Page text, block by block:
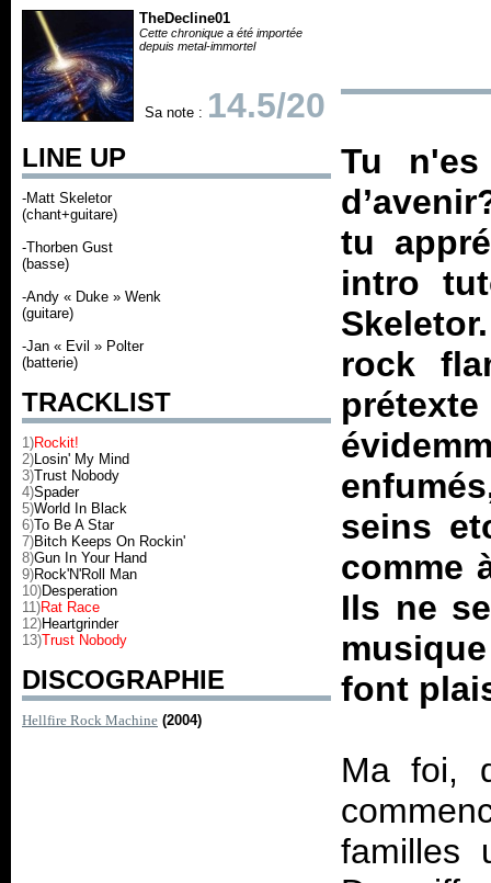
TheDecline01
Cette chronique a été importée
depuis metal-immortel
Sa note : 14.5/20
LINE UP
-Matt Skeletor
(chant+guitare)
-Thorben Gust
(basse)
-Andy « Duke » Wenk
(guitare)
-Jan « Evil » Polter
(batterie)
TRACKLIST
1)Rockit!
2)Losin' My Mind
3)Trust Nobody
4)Spader
5)World In Black
6)To Be A Star
7)Bitch Keeps On Rockin'
8)Gun In Your Hand
9)Rock'N'Roll Man
10)Desperation
11)Rat Race
12)Heartgrinder
13)Trust Nobody
DISCOGRAPHIE
Hellfire Rock Machine (2004)
Tu
tu
intro
rock
seins
comme
Ils ne
font
Ma foi,
familles